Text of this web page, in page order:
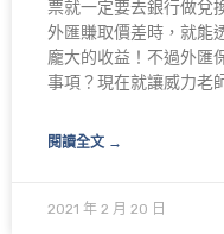
票就一定要去銀行做兌
外匯賺取價差時，就能
龐大的收益！不過外匯
事項？現在就讓威力老
閱讀全文 →
2021 年 2 月 20 日